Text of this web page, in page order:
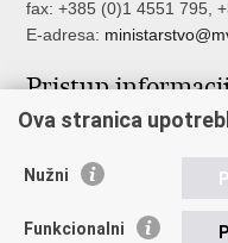
fax: +385 (0)1 4551 795,
E-adresa:
Pristup
Pristup informacijama
Nepravilnosti
Ova stranica
Nužni
Funkcionalni